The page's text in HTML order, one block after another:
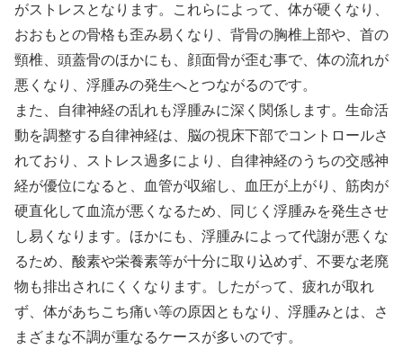
がストレスとなります。これらによって、体が硬くなり、
おおもとの骨格も歪み易くなり、背骨の胸椎上部や、首の
頸椎、頭蓋骨のほかにも、顔面骨が歪む事で、体の流れが
悪くなり、浮腫みの発生へとつながるのです。
また、自律神経の乱れも浮腫みに深く関係します。生命活
動を調整する自律神経は、脳の視床下部でコントロールさ
れており、ストレス過多により、自律神経のうちの交感神
経が優位になると、血管が収縮し、血圧が上がり、筋肉が
硬直化して血流が悪くなるため、同じく浮腫みを発生させ
し易くなります。ほかにも、浮腫みによって代謝が悪くな
るため、酸素や栄養素等が十分に取り込めず、不要な老廃
物も排出されにくくなります。したがって、疲れが取れ
ず、体があちこち痛い等の原因ともなり、浮腫みとは、さ
まざまな不調が重なるケースが多いのです。